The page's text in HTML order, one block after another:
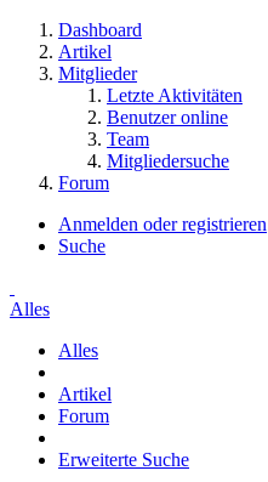
Dashboard
Artikel
Mitglieder
Letzte Aktivitäten
Benutzer online
Team
Mitgliedersuche
Forum
Anmelden oder registrieren
Suche
Alles
Alles
Artikel
Forum
Erweiterte Suche